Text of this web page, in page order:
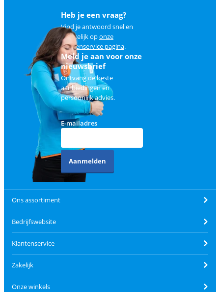
Heb je een vraag?
Vind je antwoord snel en
makkelijk oponze
klantenservice pagina.
Meld je aan voor onze
nieuwsbrief
Ontvang de beste
aanbiedingen en
persoonlijk advies.
E-mailadres
Aanmelden
Ons assortiment
Bedrijfswebsite
Klantenservice
Zakelijk
Onze winkels